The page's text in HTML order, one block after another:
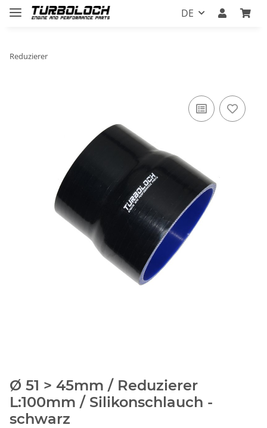
DE
Reduzierer
Ø 51 > 45mm / Reduzierer
L:100mm / Silikonschlauch -
schwarz